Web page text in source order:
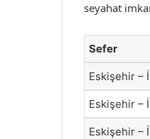
seyahat
Sefer
Eskişehir –
Eskişehir –
Eskişehir –